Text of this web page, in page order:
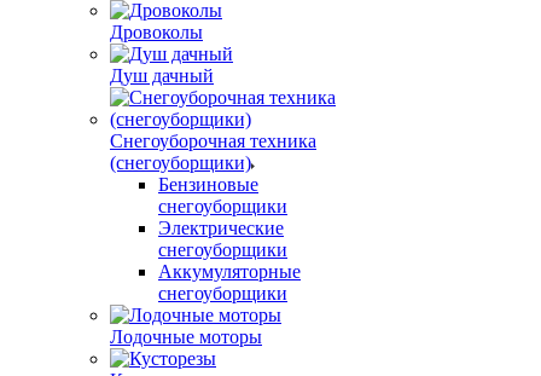
Дровоколы
Душ дачный
Снегоуборочная техника
(снегоуборщики)
Бензиновые
снегоуборщики
Электрические
снегоуборщики
Аккумуляторные
снегоуборщики
Лодочные моторы